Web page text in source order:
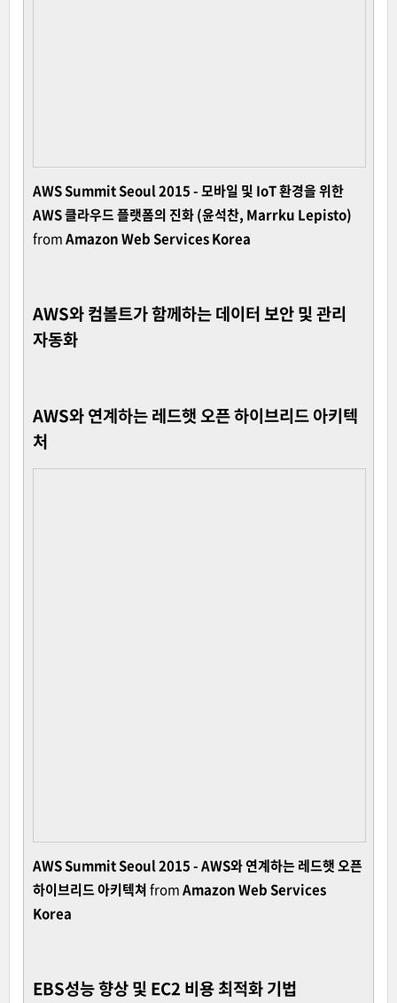
AWS Summit Seoul 2015 - 모바일 및 IoT 환경을 위한
AWS 클라우드 플랫폼의 진화 (윤석찬, Marrku Lepisto)
fromAmazon Web Services Korea
AWS와 컴볼트가 함께하는 데이터 보안 및 관리
자동화
AWS와 연계하는 레드햇 오픈 하이브리드 아키텍
처
AWS Summit Seoul 2015 - AWS와 연계하는 레드햇 오픈
하이브리드 아키텍쳐fromAmazon Web Services
Korea
EBS성능 향상 및 EC2 비용 최적화 기법